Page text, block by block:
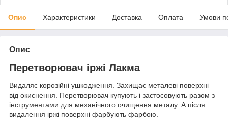
Опис Характеристики Доставка Оплата Умови
Опис
Перетворювач іржі Лакма
Видаляє корозійні ушкодження. Захищає металеві поверхні
від окиснення. Перетворювач купують і застосовують разом з
інструментами для механічного очищення металу. А після
видалення іржі поверхні фарбують фарбою.